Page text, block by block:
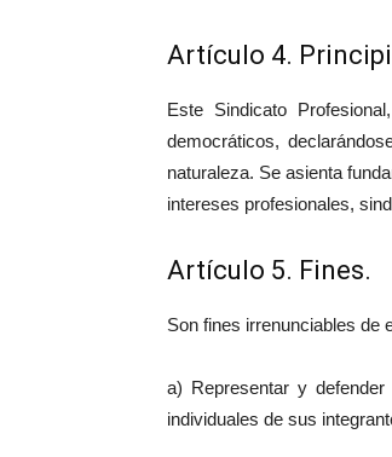
Artículo 4.
Este Sindicato
democráticos,
naturaleza. Se asienta
intereses profesionales,
Artículo 5. Fines.
Son fines irrenunciables de
a) Representar y
individuales de sus